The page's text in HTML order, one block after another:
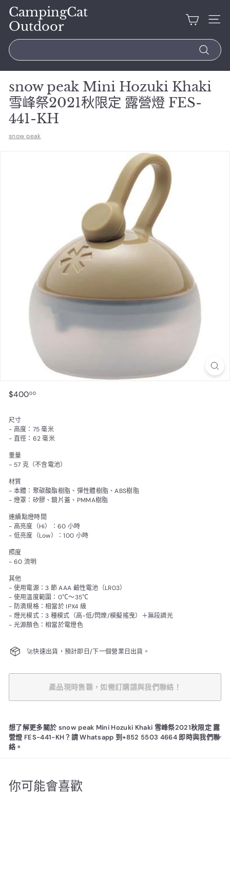
CampingCat
Outdoor
Search
snow peak Mini Hozuki Khaki
雪峰祭2021秋限定 露營燈 FES-
441-KH
snow peak
$40000$400.00
尺寸
- 高度：75 毫米
- 直徑：62 毫米
重量
- 57 克（不含電池）
材質
- 本體：聚碳酸酯樹脂、彈性體樹脂、ABS樹脂
- 燈罩：矽膠、鏡片蓋、PMMA樹脂
連續點燈時間
- 高亮度（Hi）：60 小時
- 低亮度（Low）：100 小時
照度
- 60 流明
其他
- 使用電源：3 節 AAA 鹼性電池（LR03）
- 使用溫度範圍：0℃～35℃
- 防滴規格：相當於 IPX4 級
- 燈光模式：3 種模式（高-低/閃爍/模擬搖曳）＋無段調光
- 光源顏色：相當於電燈色
🚀快速出貨，預計即日/下一個營業日出貨。
產品現時售罄，如需訂購請與我們聯絡！
想了解更多關於 snow peak Mini Hozuki Khaki 雪峰祭2021秋限定 露
營燈 FES-441-KH？請 Whatsapp 到+852 5503 4664 即時與我們聯
絡。
你可能會喜歡